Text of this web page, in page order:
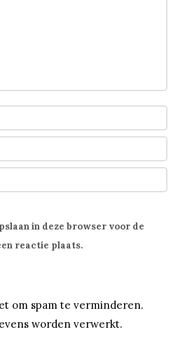
in deze browser voor de
reactie plaats.
om spam te verminderen.
worden verwerkt.